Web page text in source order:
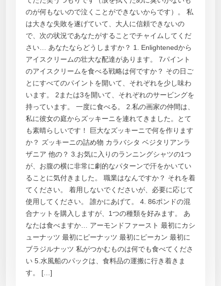
のが何もないので泣くことができないからです）。 私
は大きな失敗を遂げていて、大人に信頼できないの
で、次の状況であなたがすることでチャイムしてくだ
さい… あなたならどうしますか？ 1. Enlightenedから
アイスクリームの壮大な配達があります。 7パイント
のアイスクリームを食べる戦略は何ですか？ その日ご
とにすべてのパイントを開いて、それぞれを少し味わ
います。 2または3を開いて、それぞれのサービングを
持っています。 一度に食べる。 2.私の画家の仲間は、
私に彼女の庭からズッキーニを連れてきました。とて
も素晴らしいです！ 巨大なズッキーニで何を作ります
か？ ズッキーニの詰め物 カラバシタ ベジタリアンラ
ザニア 他の？ 3.お気に入りのランニングシャツの1つ
が、お腹の横に非常に劇的なパターンで汗をかいてい
ることに気付きました。 職業はなんですか？ それを着
てください。 着用しないでくださいが、必要に応じて
使用してください。 誰かにあげて。 4. 86ポンドの混
合ナットを購入しますが、1つの種類を好みます。 あ
なたは食べますか… アーモンドファースト 最初にカシ
ューナッツ 最初にピーナッツ 最初にピーカン 最初に
ブラジルナッツ 私がつかむものは何でも食べてくださ
い 5.水風船のパックは、食料品の運搬に行き着きま
す。 […]